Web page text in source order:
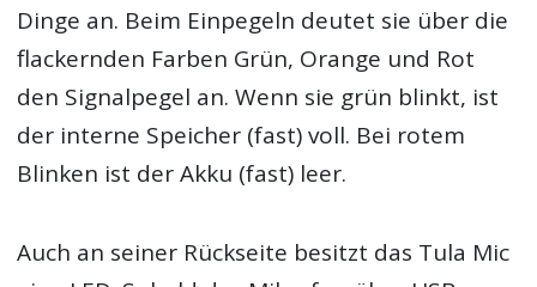
Dinge an. Beim Einpegeln deutet sie über die
flackernden Farben Grün, Orange und Rot
den Signalpegel an. Wenn sie grün blinkt, ist
der interne Speicher (fast) voll. Bei rotem
Blinken ist der Akku (fast) leer.
Auch an seiner Rückseite besitzt das Tula Mic